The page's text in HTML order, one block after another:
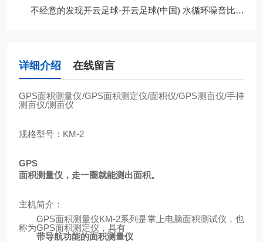
不经意的发现开云足球-开云足球(中国) 水循环噪音比以前大很多，这是为什么呢?
详细介绍 在线留言
GPS面积测量仪/GPS面积测定仪/面积仪/GPS测亩仪/手持
测亩仪/测亩仪
规格型号： KM-2
GPS
面积测量仪，走一圈就能测出面积。
主机简介：
GPS面积测量仪KM-2系列是掌上电脑面积测试仪，也
称为GPS面积测定仪，具有
带导航功能的面积测量仪